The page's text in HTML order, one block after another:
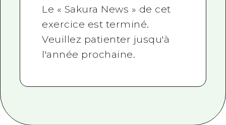
Le « Sakura News » de cet
exercice est terminé.
Veuillez patienter jusqu'à
l'année prochaine.